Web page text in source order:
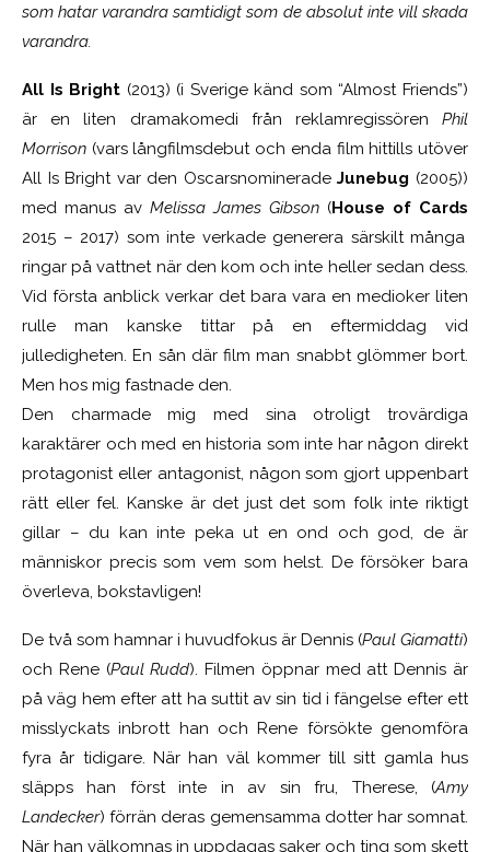
som hatar varandra samtidigt som de absolut inte vill skada
varandra.
All Is Bright (2013) (i Sverige känd som “Almost Friends”)
är en liten dramakomedi från reklamregissören Phil
Morrison (vars långfilmsdebut och enda film hittills utöver
All Is Bright var den OscarsnomineradeJunebug (2005))
med manus av Melissa James Gibson (House of Cards
2015 – 2017) som inte verkade generera särskilt många
ringar på vattnet när den kom och inte heller sedan dess.
Vid första anblick verkar det bara vara en medioker liten
rulle man kanske tittar på en eftermiddag vid
julledigheten. En sån där film man snabbt glömmer bort.
Men hos mig fastnade den.
Den charmade mig med sina otroligt trovärdiga
karaktärer och med en historia som inte har någon direkt
protagonist eller antagonist, någon som gjort uppenbart
rätt eller fel. Kanske är det just det som folk inte riktigt
gillar – du kan inte peka ut en ond och god, de är
människor precis som vem som helst. De försöker bara
överleva, bokstavligen!
De två som hamnar i huvudfokus är Dennis (Paul Giamatti)
och Rene (Paul Rudd). Filmen öppnar med att Dennis är
på väg hem efter att ha suttit av sin tid i fängelse efter ett
misslyckats inbrott han och Rene försökte genomföra
fyra år tidigare. När han väl kommer till sitt gamla hus
släpps han först inte in av sin fru, Therese, (Amy
Landecker) förrän deras gemensamma dotter har somnat.
När han välkomnas in uppdagas saker och ting som skett